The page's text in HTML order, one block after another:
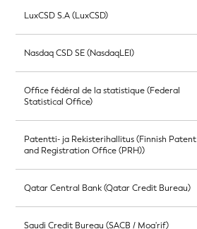
LuxCSD S.A (LuxCSD)
Nasdaq CSD SE (NasdaqLEI)
Office fédéral de la statistique (Federal
Statistical Office)
Patentti- ja Rekisterihallitus (Finnish Patent
and Registration Office (PRH))
Qatar Central Bank (Qatar Credit Bureau)
Saudi Credit Bureau (SACB / Moa'rif)